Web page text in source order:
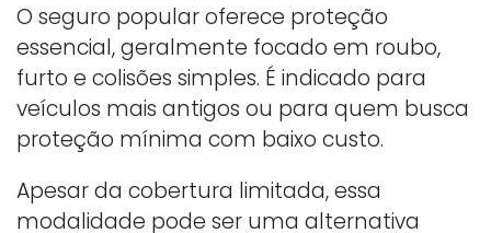
O seguro popular oferece proteção
essencial, geralmente focado em roubo,
furto e colisões simples. É indicado para
veículos mais antigos ou para quem busca
proteção mínima com baixo custo.
Apesar da cobertura limitada, essa
modalidade pode ser uma alternativa